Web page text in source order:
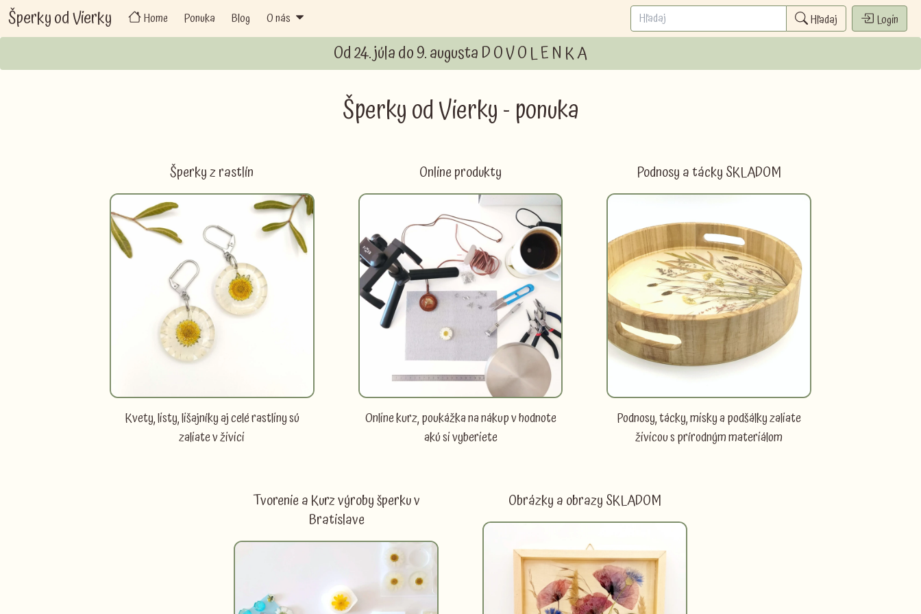
Šperky od Vierky Home Ponuka Blog O nás Hľadaj Login
Od 24. júla do 9. augusta D O V O L E N K A
Šperky od Vierky - ponuka
Šperky z rastlín
Kvety, listy, lišajníky aj celé rastliny sú
zaliate v živici
Online produkty
Online kurz, poukážka na nákup v hodnote
akú si vyberiete
Podnosy a tácky SKLADOM
Podnosy, tácky, misky a podšálky zaliate
živicou s prírodným materiálom
Tvorenie a Kurz výroby šperku v
Bratislave
Obrázky a obrazy SKLADOM